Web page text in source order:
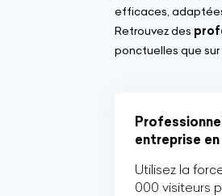
efficaces,
Retrouvez des
ponctuelles que
entreprise
Utilisez la
000 visiteurs